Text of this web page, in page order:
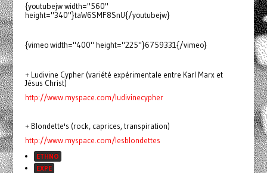
{youtubejw width="560"
height="340"}taW6SMF8SnU{/youtubejw}
{vimeo width="400" height="225"}6759331{/vimeo}
+ Ludivine Cypher (variété expérimentale entre Karl Marx et
Jésus Christ)
http://www.myspace.com/ludivinecypher
+ Blondette's (rock, caprices, transpiration)
http://www.myspace.com/lesblondettes
ETHNO
EXPE